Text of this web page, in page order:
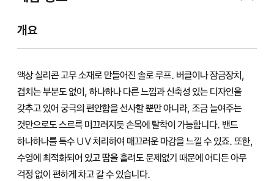
개요
액상 실리콘 고무 소재로 만들어진 솔로 루프. 버클이나 잠금장치,
겹치는 부분도 없이, 하나하나 다른 느낌과 신축성 있는 디자인을
갖추고 있어 궁극의 편안함을 선사할 뿐만 아니라, 조금 늘여주는
것만으로도 스르륵 미끄러지듯 손목에 탈착이 가능합니다. 밴드
하나하나를 특수 UV 처리하여 매끄러운 마감을 느낄 수 있죠. 또한,
수영에 최적화되어 있고 땀을 흘려도 문제없기 때문에 어디든 아무
걱정 없이 편하게 차고 갈 수 있습니다.